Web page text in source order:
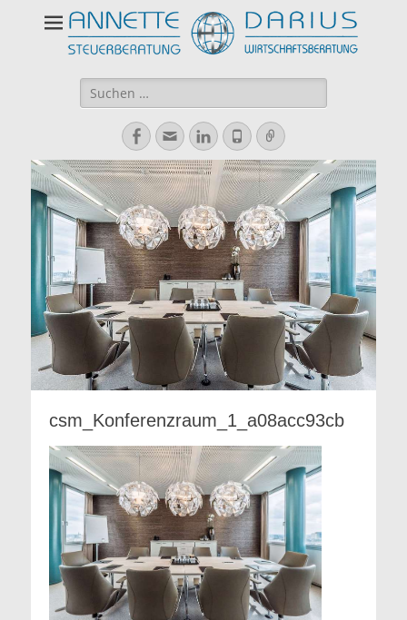
Suchen
nach:
Facebook
E-
Mail
LinkedIn
TelefonVerknüpfung
csm_Konferenzraum_1_a08acc93cb